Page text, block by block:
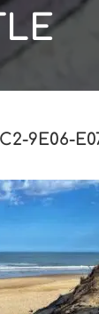
9E06-